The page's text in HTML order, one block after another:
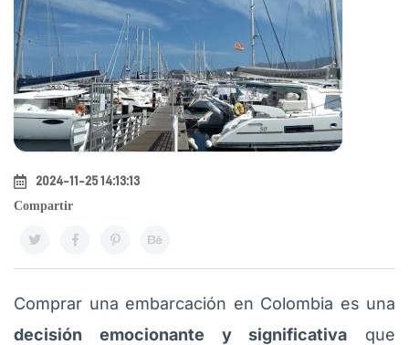
2024-11-25 14:13:13
Compartir
Comprar una embarcación en Colombia es una
decisión emocionante y significativa que